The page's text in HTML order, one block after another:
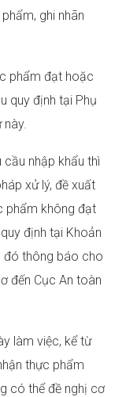
ghi nhãn
phẩm đạt hoặc
quy định tại Phụ
này.
nhập khẩu thì
xử lý, đề xuất
phẩm không đạt
định tại Khoản
đó thông báo cho
đến Cục An toàn
làm việc, kể từ
thực phẩm
có thể đề nghị cơ